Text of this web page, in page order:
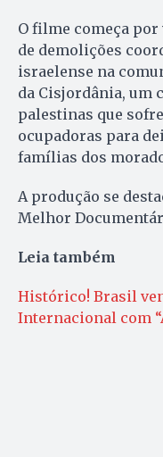
O filme começa
de demolições
israelense na
da Cisjordânia, um
palestinas que
ocupadoras para
famílias dos
A produção se
Melhor
Leia também
Histórico! Brasil
Internacional com